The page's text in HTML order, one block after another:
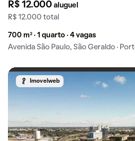
R$ 12.000aluguel
R$ 12.000 total
700 m² · 1 quarto · 4 vagas
Avenida São Paulo, São Geraldo ·
Imovelweb